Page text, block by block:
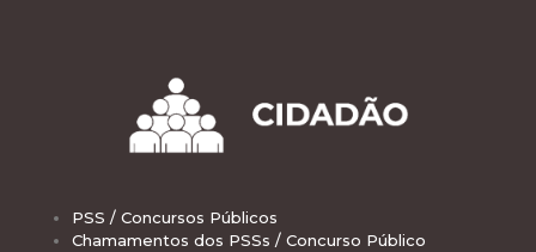
PSS / Concursos Públicos
Chamamentos dos PSSs / Concurso Público